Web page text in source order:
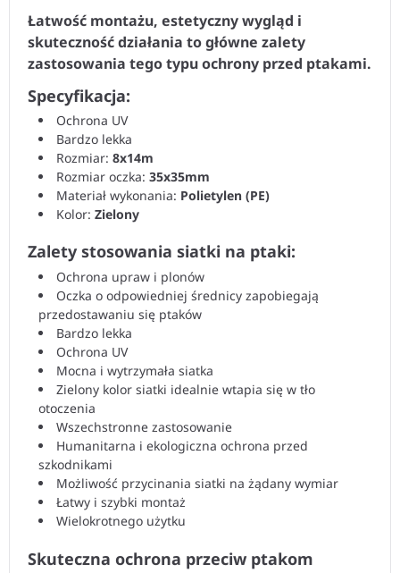
Łatwość montażu, estetyczny wygląd i
skuteczność działania to główne zalety
zastosowania tego typu ochrony przed ptakami.
Specyfikacja:
Ochrona UV
Bardzo lekka
Rozmiar: 8x14m
Rozmiar oczka: 35x35mm
Materiał wykonania: Polietylen (PE)
Kolor: Zielony
Zalety stosowania siatki na ptaki:
Ochrona upraw i plonów
Oczka o odpowiedniej średnicy zapobiegają
przedostawaniu się ptaków
Bardzo lekka
Ochrona UV
Mocna i wytrzymała siatka
Zielony kolor siatki idealnie wtapia się w tło
otoczenia
Wszechstronne zastosowanie
Humanitarna i ekologiczna ochrona przed
szkodnikami
Możliwość przycinania siatki na żądany wymiar
Łatwy i szybki montaż
Wielokrotnego użytku
Skuteczna ochrona przeciw ptakom